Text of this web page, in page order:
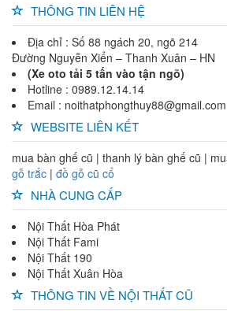
THÔNG TIN LIÊN HỆ
Địa chỉ : Số 88 ngách 20, ngõ 214
Đường Nguyễn Xiển – Thanh Xuân – HN
(Xe oto tải 5 tấn vào tận ngõ)
Hotline : 0989.12.14.14
Email : noithatphongthuy88@gmail.com
WEBSITE LIÊN KẾT
mua bàn ghế cũ | thanh lý bàn ghế cũ |
gỗ trắc | đồ gỗ cũ cổ
NHÀ CUNG CẤP
Nội Thất Hòa Phát
Nội Thất Fami
Nội Thất 190
Nội Thất Xuân Hòa
THÔNG TIN VỀ NỘI THẤT CŨ